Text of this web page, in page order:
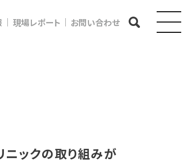
現場レポート お問い合わせ
ニックの取り組みが